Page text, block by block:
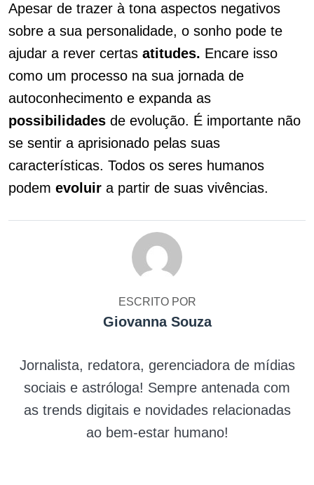
Apesar de trazer à tona aspectos negativos
sobre a sua personalidade, o sonho pode te
ajudar a rever certas atitudes. Encare isso
como um processo na sua jornada de
autoconhecimento e expanda as
possibilidades de evolução. É importante não
se sentir a aprisionado pelas suas
características. Todos os seres humanos
podem evoluir a partir de suas vivências.
ESCRITO POR
Giovanna Souza
Jornalista, redatora, gerenciadora de mídias
sociais e astróloga! Sempre antenada com
as trends digitais e novidades relacionadas
ao bem-estar humano!